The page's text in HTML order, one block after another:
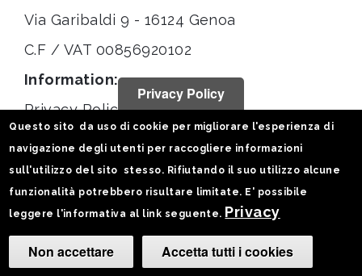
Via Garibaldi 9 - 16124 Genoa
C.F / VAT 00856920102
Information:
Privacy Policy
Statistiche
Follow us on:
Privacy Policy
Questo sito da uso di cookie per migliorare l'esperienza di
navigazione degli utenti per raccogliere informazioni
sull'utilizzo del sito stesso. Rifiutando il suo utilizzo alcune
funzionalità potrebbero risultare limitate. E' possibile
leggere l'informativa al link seguente. Privacy
Non accettare Accetta tutti i cookies